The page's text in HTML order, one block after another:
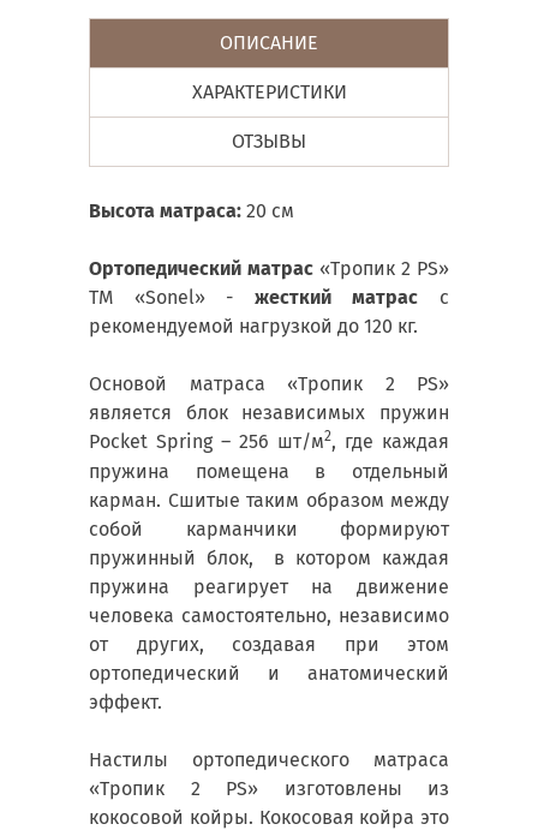
ОПИСАНИЕ
ХАРАКТЕРИСТИКИ
ОТЗЫВЫ
Высота матраса: 20 см
Ортопедический матрас «Тропик 2 PS»
ТМ «Sonel» - жесткий матрас с
рекомендуемой нагрузкой до 120 кг.
Основой матраса «Тропик 2 PS»
является блок независимых пружин
Pocket Spring – 256 шт/м2, где каждая
пружина помещена в отдельный
карман. Сшитые таким образом между
собой карманчики формируют
пружинный блок, в котором каждая
пружина реагирует на движение
человека самостоятельно, независимо
от других, создавая при этом
ортопедический и анатомический
эффект.
Настилы ортопедического матраса
«Тропик 2 PS» изготовлены из
кокосовой койры. Кокосовая койра это